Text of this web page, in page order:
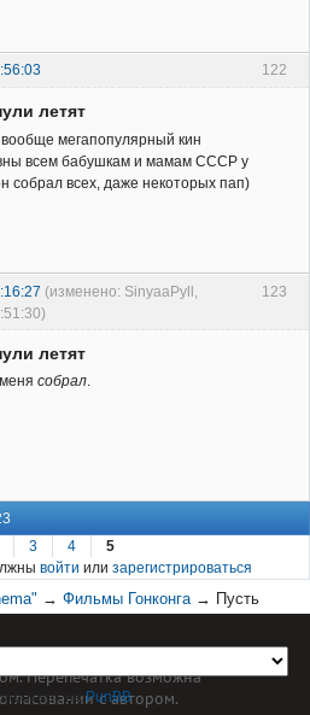
122
летят
мегапопулярный кин
всем бабушкам и мамам СССР у
собрал всех, даже некоторых пап)
123
(изменено: SinyaaPyll,
летят
собрал.
3 4
5
войти или зарегистрироваться
→Фильмы Гонконга → Пусть
наPunBB
hkcinema.ru защищен
Перепечатка возможна
с автором.